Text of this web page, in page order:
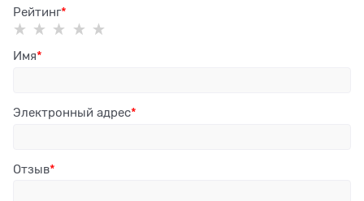
Рейтинг
Имя
Электронный адрес
Отзыв